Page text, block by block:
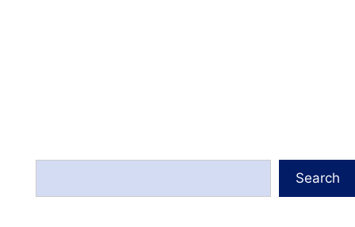
Search